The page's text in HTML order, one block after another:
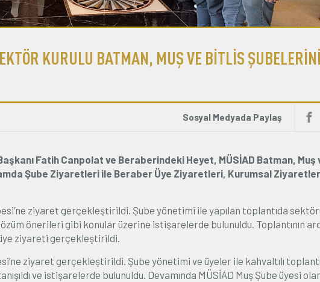
KURULU BATMAN, MUŞ VE BİTLİS
Sosyal Medyada Paylaş
Fatih Canpolat ve Beraberindeki Heyet, MÜSİAD Batman, Muş
Şube Ziyaretleri ile Beraber Üye Ziyaretleri, Kurumsal
ziyaret gerçekleştirildi. Şube yönetimi ile yapılan toplantıda
önerileri gibi konular üzerine istişarelerde bulunuldu. Toplantının
ziyareti gerçekleştirildi.
ziyaret gerçekleştirildi. Şube yönetimi ve üyeler ile kahvaltılı
ve istişarelerde bulunuldu. Devamında MÜSİAD Muş Şube üyesi